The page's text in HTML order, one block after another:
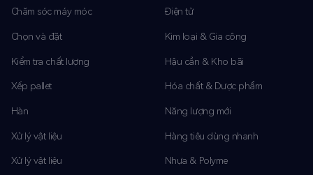
Chăm sóc máy móc
Chọn và đặt
Kiểm tra chất lượng
Xếp pallet
Hàn
Xử lý vật liệu
Xử lý vật liệu
Điện tử
Kim loại & Gia công
Hậu cần & Kho bãi
Hóa chất & Dược phẩm
Năng lượng mới
Hàng tiêu dùng nhanh
Nhựa & Polyme